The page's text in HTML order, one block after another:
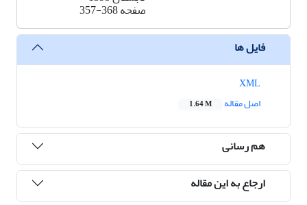
صفحه357-368
فایل ها
اصل مقاله
1.64 M
هم رسانی
ارجاع به این مقاله